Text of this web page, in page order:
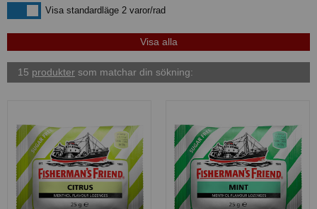
Visa standardlägeVisa standardläge 2 varor/rad
15 produkter som matchar din sökning: